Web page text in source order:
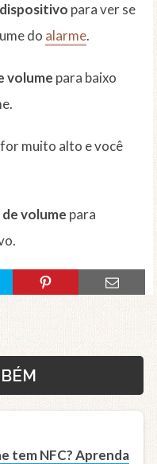
para ver se
do alarme.
volume para baixo
muito alto e você
volume para
tem NFC? Aprenda